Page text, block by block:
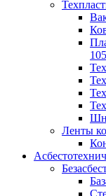
Ленты